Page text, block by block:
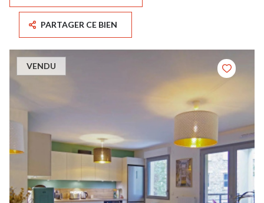
PARTAGER CE BIEN
VENDU